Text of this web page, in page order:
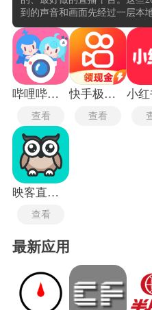
到的声音和画面先经过一层本
和光线做实时计算，降噪算法
物等互动信号另走一条独立的
直播间本质上是一个自带公屏
弹幕以滚动条形式叠加在画面
双方之间形成一条闭合的对话
把这条回路从文字升级为语音
接接入当前直播间的声音轨道
讨论。
哔哩哔哩直播姬
查看
快手极速版
查看
映客直播极速版
查看
最新应用